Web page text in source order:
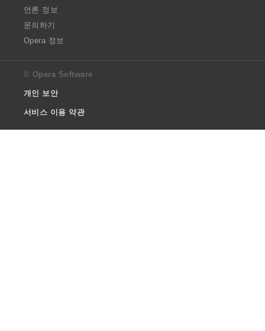
언론 정보
문의하기
Opera 정보
© Opera Software
개인 보안
서비스 이용 약관